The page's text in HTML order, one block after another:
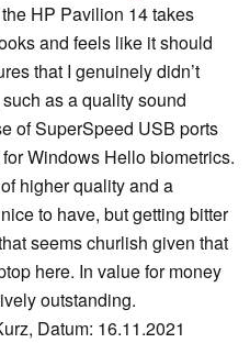
HP Pavilion 14 takes
and feels like it should
that I genuinely didn’t
as a quality sound
of SuperSpeed USB ports
Windows Hello biometrics.
higher quality and a
to have, but getting bitter
seems churlish given that
here. In value for money
outstanding.
Datum: 16.11.2021